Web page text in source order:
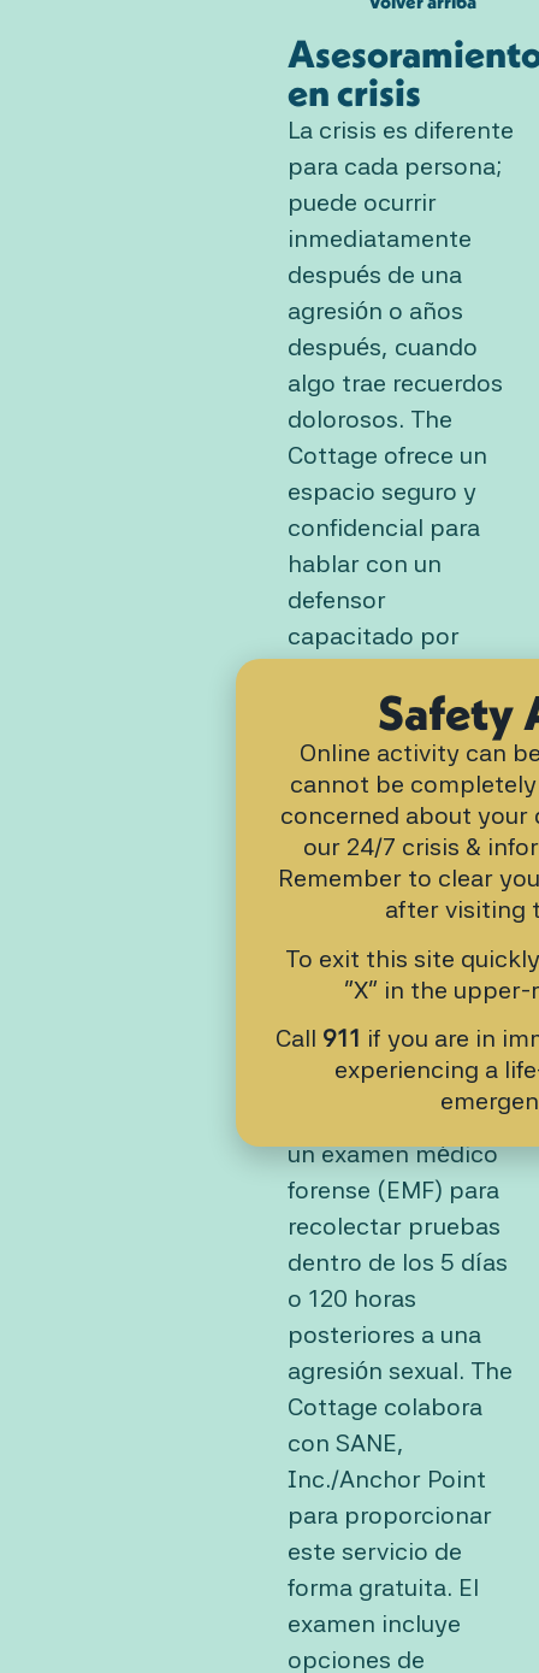
en crisis
La crisis es diferente
para cada persona;
puede ocurrir
inmediatamente
después de una
agresión o años
después, cuando
algo trae recuerdos
dolorosos. The
Cottage ofrece un
espacio seguro y
confidencial para
hablar con un
defensor
capacitado por
persona. Ofrecemos
apoyo emocional, le
ayudamos a
procesar lo que
siente y exploramos
opciones a su
propio ritmo.
Volver arriba
Defensa
médica
Los adultos tienen
la opción de recibir
un examen médico
forense (EMF) para
recolectar pruebas
dentro de los 5 días
o 120 horas
posteriores a una
agresión sexual. The
Cottage colabora
con SANE,
Inc./Anchor Point
para proporcionar
este servicio de
forma gratuita. El
examen incluye
opciones de
Safety
Online activity can
cannot be completely
concerned about your
our 24/7 crisis &
Remember to clear
after visiting
To exit this site
“X” in the
Call 911 if you are in
experiencing a